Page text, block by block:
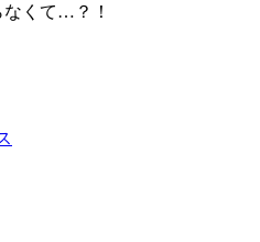
なくて…？！